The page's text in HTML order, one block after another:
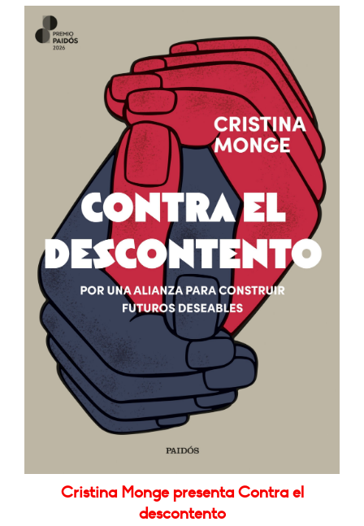
Cristina Monge presenta Contra el
descontento